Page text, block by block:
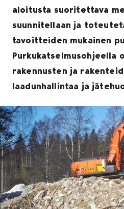
aloitusta suoritettava
suunnitellaan ja
tavoitteiden mukainen
Purkukatselmusohjeella
rakennusten ja
laadunhallintaa ja